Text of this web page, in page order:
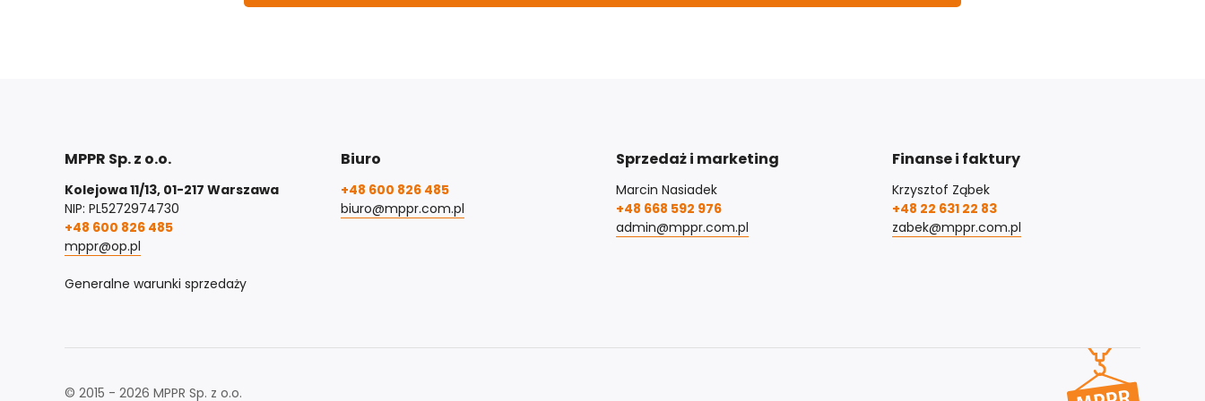
MPPR Sp. z o.o.
Kolejowa 11/13, 01-217 Warszawa
NIP: PL5272974730
+48 600 826 485
mppr@op.pl
Generalne warunki sprzedaży
Biuro
+48 600 826 485
biuro@mppr.com.pl
Sprzedaż i marketing
Marcin Nasiadek
+48 668 592 976
admin@mppr.com.pl
Finanse i faktury
Krzysztof Ząbek
+48 22 631 22 83
zabek@mppr.com.pl
© 2015 - 2026 MPPR Sp. z o.o.